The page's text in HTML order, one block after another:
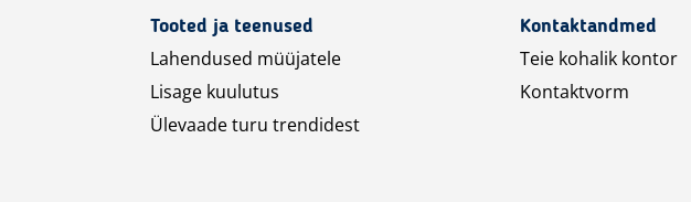
Tooted ja teenused
Lahendused müüjatele
Lisage kuulutus
Ülevaade turu trendidest
Kontaktandmed
Teie kohalik kontor
Kontaktvorm